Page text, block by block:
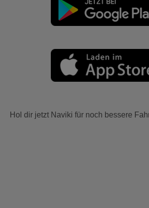
Hol dir jetzt Naviki für noch bessere